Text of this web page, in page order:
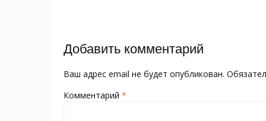
k s
ni
ki ь
Добавить комментарий
Ваш адрес email не будет опубликован.
Комментарий *